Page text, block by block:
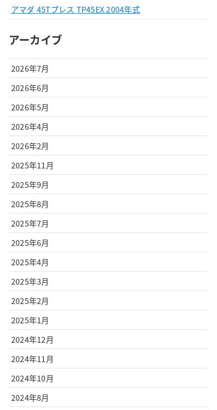
アマダ 45Tプレス TP45EX 2004年式
アーカイブ
2026年7月
2026年6月
2026年5月
2026年4月
2026年2月
2025年11月
2025年9月
2025年8月
2025年7月
2025年6月
2025年4月
2025年3月
2025年2月
2025年1月
2024年12月
2024年11月
2024年10月
2024年8月